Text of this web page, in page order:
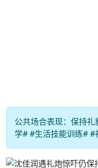
公共场合表现：保持
学# #生活技能训练# #